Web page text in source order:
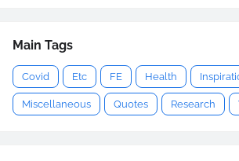
Main Tags
Covid Etc FE Health
Miscellaneous Quotes Research